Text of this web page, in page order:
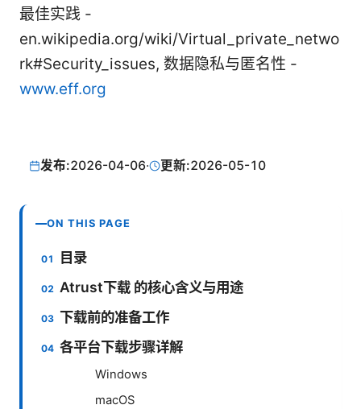
最佳实践 -
en.wikipedia.org/wiki/Virtual_private_netwo
rk#Security_issues, 数据隐私与匿名性 -
www.eff.org
发布:2026-04-06· 更新:2026-05-10
ON THIS PAGE
目录
Atrust下载 的核心含义与用途
下载前的准备工作
各平台下载步骤详解
Windows
macOS